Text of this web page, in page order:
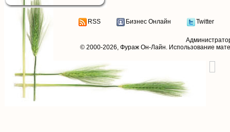
RSS Бизнес Онлайн Twitter
© 2000-2026, Фураж Он-Лайн. Использование